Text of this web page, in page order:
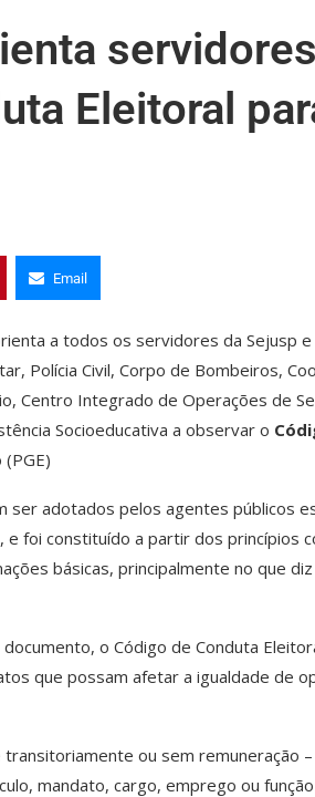
Eleitoral
Email
a todos os servidores da Sejusp
Polícia Civil, Corpo de Bombeiros,
Centro Integrado de Operações de
Socioeducativa a observar o
adotados pelos agentes públicos
foi constituído a partir dos princípios
básicas, principalmente no que
o Código de Conduta
que possam afetar a igualdade de
ou sem remuneração
mandato, cargo, emprego ou